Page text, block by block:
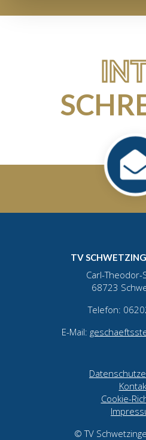
TV
Carl-Theodor-
68723
Telefon:
E-Mail:
Cookie-
© TV